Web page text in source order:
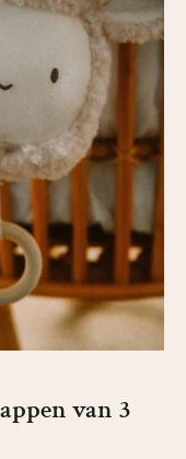
van 3